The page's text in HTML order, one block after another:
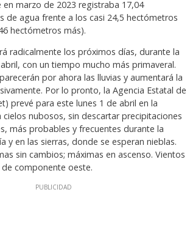
marzo de 2023 registraba 17,04
de agua frente a los casi 24,5 hectómetros
hectómetros más).
radicalmente los próximos días, durante la
con un tiempo mucho más primaveral.
por ahora las lluvias y aumentará la
Por lo pronto, la Agencia Estatal de
prevé para este lunes 1 de abril en la
nubosos, sin descartar precipitaciones
más probables y frecuentes durante la
y en las sierras, donde se esperan nieblas.
sin cambios; máximas en ascenso. Vientos
componente oeste.